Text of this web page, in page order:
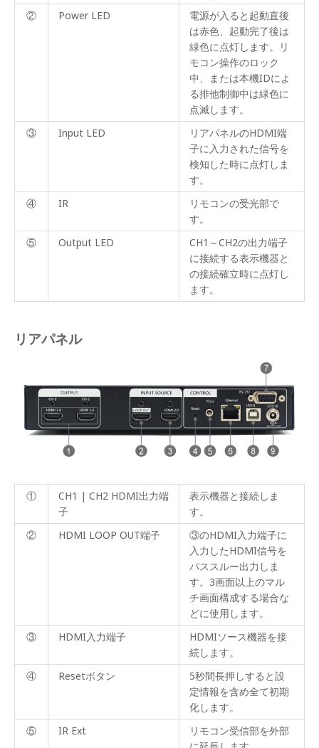
②
Power LED
電源が入ると起動直後
は赤色、起動完了後は
緑色に点灯します。リ
モコン操作のロック
中、または本機IDによ
る排他制御中は緑色に
点滅します。
③
Input LED
リアパネルのHDMI端
子に入力された信号を
検知した時に点灯しま
す。
④
IR
リモコンの受光部で
す。
⑤
Output LED
CH1～CH2の出力端子
に接続する表示機器と
の接続確立時に点灯し
ます。
リアパネル
①
CH1 | CH2 HDMI出力端
子
表示機器と接続しま
す。
②
HDMI LOOP OUT端子
③のHDMI入力端子に
入力したHDMI信号を
パススルー出力しま
す。3画面以上のマル
チ画面構成する場合な
どに使用します。
③
HDMI入力端子
HDMIソース機器を接
続します。
④
Resetボタン
5秒間長押しすると設
定情報を含め全て初期
化します。
⑤
IR Ext
リモコン受信部を外部